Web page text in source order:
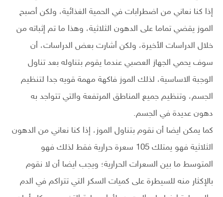
إذا كنا نعاني من اضطرابات في الحمية الغذائية، ولكن أصبح
الموز يقضي تماما على الدهون الثلاثية، وهذا ما تم إثباته من
خلال الدراسات الأخيرة، ولكن أشارت بعض الدراسات، أن
سوف يحمي الجهاز العصبي عندما يقوم بتناوله بعد تناول
الوجبة الاساسية، لذلك الموز فاكهة مهمة قويه جدا لتنظيم
الجسم، وتنظيم جميع المناطق المرتفعة والتي تتواجد به
دهون عديدة في الجسم.
كما يمكن ايضا أن نقوم بتناول الموز، إذا كنا نعاني من الدهون
الثلاثية فهو يمتلك 105 سعرة حرارية فقط لذلك فهو
المتوسط ما بين السعرات الحرارية؛ ويجب ايضا أن لا نقوم
بالإكثار منه للسيطرة على كميات السكر التي تتراكم في الدم